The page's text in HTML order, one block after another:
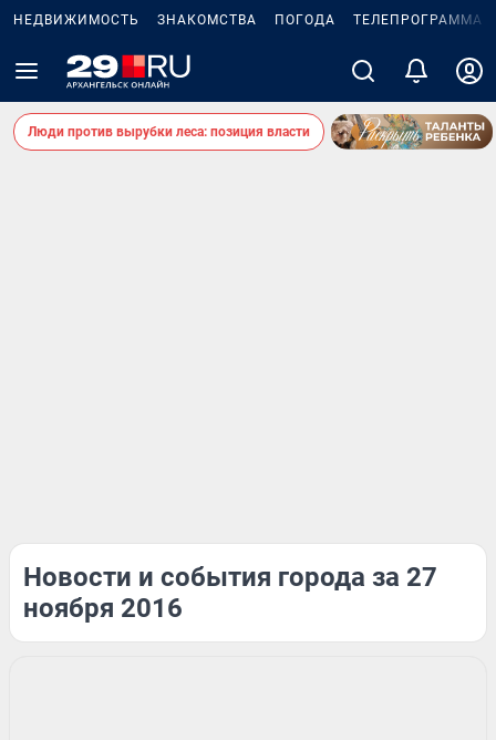
НЕДВИЖИМОСТЬ ЗНАКОМСТВА ПОГОДА ТЕЛЕПРОГРАММА
Люди против вырубки леса: позиция власти
Новости и события города за 27
ноября 2016